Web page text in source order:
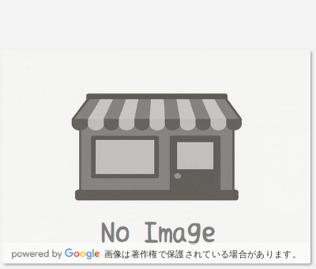
画像は著作権で保護されている場合があります。